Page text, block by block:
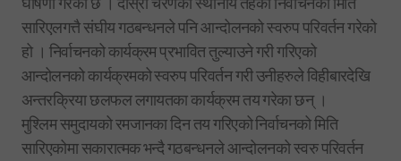
सारिएलगत्तै संघीय गठबन्धनले पनि आन्दोलनको स्वरुप परिवर्तन गरेको
हो । निर्वाचनको कार्यक्रम प्रभावित तुल्याउने गरी गरिएको
आन्दोलनको कार्यक्रमको स्वरुप परिवर्तन गरी उनीहरुले विहीबारदेखि
अन्तरक्रिया छलफल लगायतका कार्यक्रम तय गरेका छन् ।
मुश्लिम समुदायको रमजानका दिन तय गरिएको निर्वाचनको मिति
सारिएकोमा सकारात्मक भन्दै गठबन्धनले आन्दोलनको स्वरु परिवर्तन